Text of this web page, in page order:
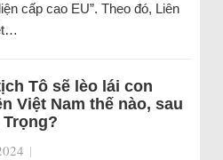
cấp cao EU”. Theo đó, Liên
Tô sẽ lèo lái con
Việt Nam thế nào, sau
|